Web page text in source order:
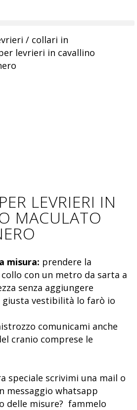
/ collari in
levrieri in cavallino
LEVRIERI IN
MACULATO
misura: prendere la
con un metro da sarta a
senza aggiungere
vestibilità lo farò io
comunicami anche
cranio comprese le
speciale scrivimi una mail o
messaggio whatsapp
delle misure? fammelo